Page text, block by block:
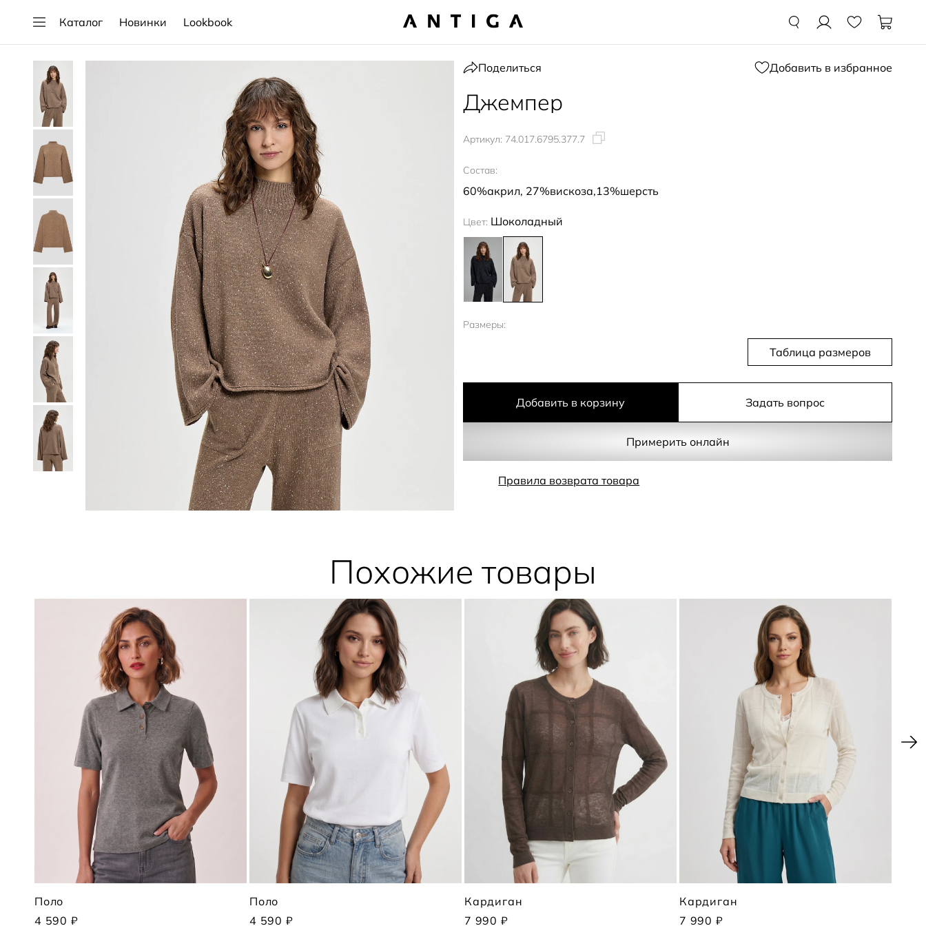
Каталог Новинки Lookbook
Поделиться Добавить в избранное
Джемпер
Артикул: 74.017.6795.377.7
Состав:
60%акрил, 27%вискоза,13%шерсть
Цвет: Шоколадный
Размеры:
Таблица размеров
Добавить в корзину Задать вопрос
Примерить онлайн
Правила возврата товара
Похожие товары
Поло
4 590 ₽
Поло
4 590 ₽
Кардиган
7 990 ₽
Кардиган
7 990 ₽